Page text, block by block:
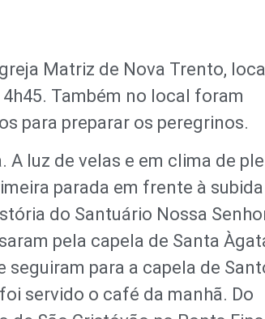
Matriz de Nova Trento,
Também no local foram
para preparar os peregrinos.
luz de velas e em clima de
parada em frente à
do Santuário Nossa
pela capela de Santa
para a capela de
servido o café da manhã. Do